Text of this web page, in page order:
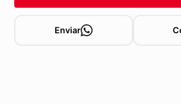
Enviar